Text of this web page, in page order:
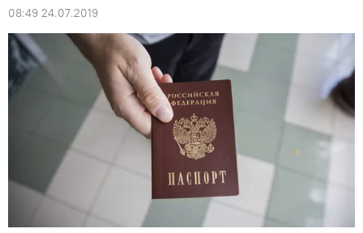
08:49 24.07.2019